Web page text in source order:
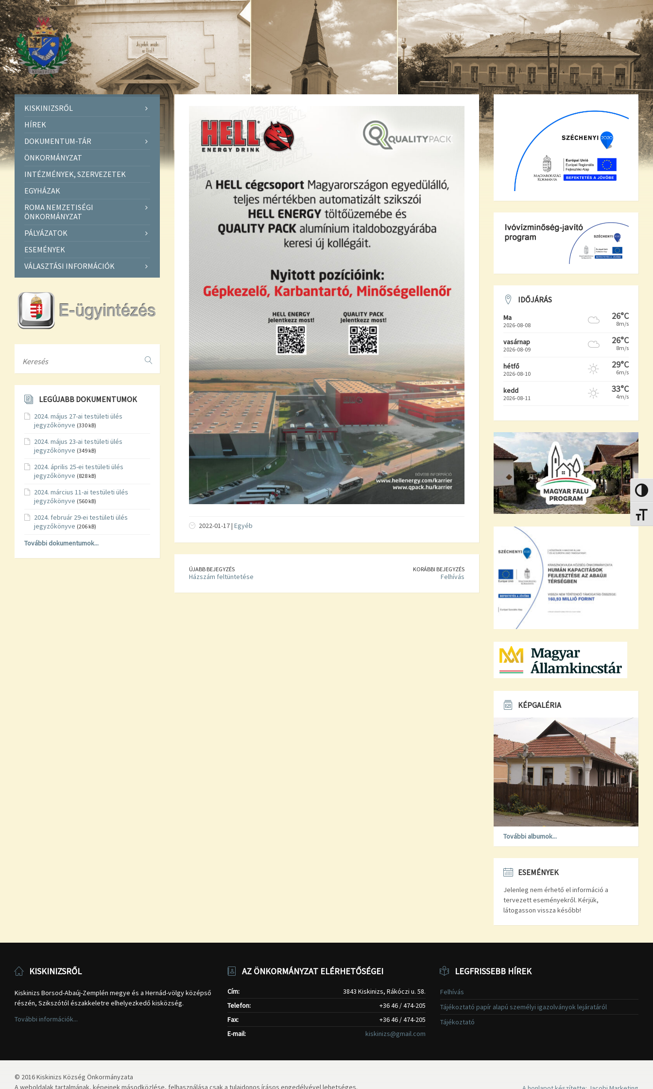
Nagy
2022-01-17 | Egyéb
ÚJABB BEJEGYZÉS
Házszám feltüntetése
KORÁBBI BEJEGYZÉS
Felhívás
KISKINIZSRŐL
HÍREK
DOKUMENTUM-TÁR
ÖNKORMÁNYZAT
INTÉZMÉNYEK, SZERVEZETEK
EGYHÁZAK
ROMA NEMZETISÉGI
ÖNKORMÁNYZAT
PÁLYÁZATOK
ESEMÉNYEK
VÁLASZTÁSI INFORMÁCIÓK
LEGÚJABB DOKUMENTUMOK
2024. május 27-ai testületi ülés
jegyzőkönyve (330 kB)
2024. május 23-ai testületi ülés
jegyzőkönyve (349 kB)
2024. április 25-ei testületi ülés
jegyzőkönyve (828 kB)
2024. március 11-ai testületi ülés
jegyzőkönyve (560 kB)
2024. február 29-ei testületi ülés
jegyzőkönyve (206 kB)
További dokumentumok...
IDŐJÁRÁS
Ma
2026-08-08
26°C
8m/s
vasárnap
2026-08-09
26°C
8m/s
hétfő
2026-08-10
29°C
6m/s
kedd
2026-08-11
33°C
4m/s
KÉPGALÉRIA
További albumok...
ESEMÉNYEK
Jelenleg nem érhető el információ a
tervezett eseményekről. Kérjük,
látogasson vissza később!
KISKINIZSRŐL
Kiskinizs Borsod-Abaúj-Zemplén megye és a Hernád-völgy középső
részén, Szikszótól északkeletre elhelyezkedő kisközség.
További információk...
AZ ÖNKORMÁNYZAT ELÉRHETŐSÉGEI
Cím:
3843 Kiskinizs, Rákóczi u. 58.
Telefon:
+36 46 / 474-205
Fax:
+36 46 / 474-205
E-mail:
kiskinizs@gmail.com
LEGFRISSEBB HÍREK
Felhívás
Tájékoztató papír alapú személyi igazolványok lejáratáról
Tájékoztató
© 2016 Kiskinizs Község Önkormányzata
A weboldalak tartalmának, képeinek másodközlése, felhasználása csak a tulajdonos írásos engedélyével lehetséges.